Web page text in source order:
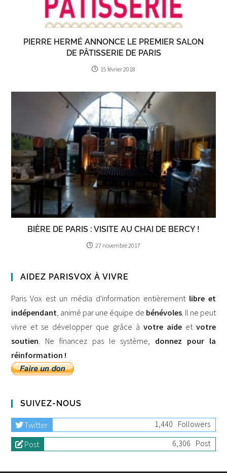
PIERRE HERMÉ ANNONCE LE PREMIER SALON
DE PÂTISSERIE DE PARIS
15 février 2018
BIÈRE DE PARIS : VISITE AU CHAI DE BERCY !
27 novembre 2017
AIDEZ PARISVOX À VIVRE
Paris Vox est un média d'information entièrement libre et
indépendant, animé par une équipe de bénévoles. Il ne peut
vivre et se développer que grâce à votre aideet votre
soutien. Ne financez pas le système, donnez pour la
réinformation !
SUIVEZ-NOUS
Twitter 1,440 Followers
Post
6,306 Post